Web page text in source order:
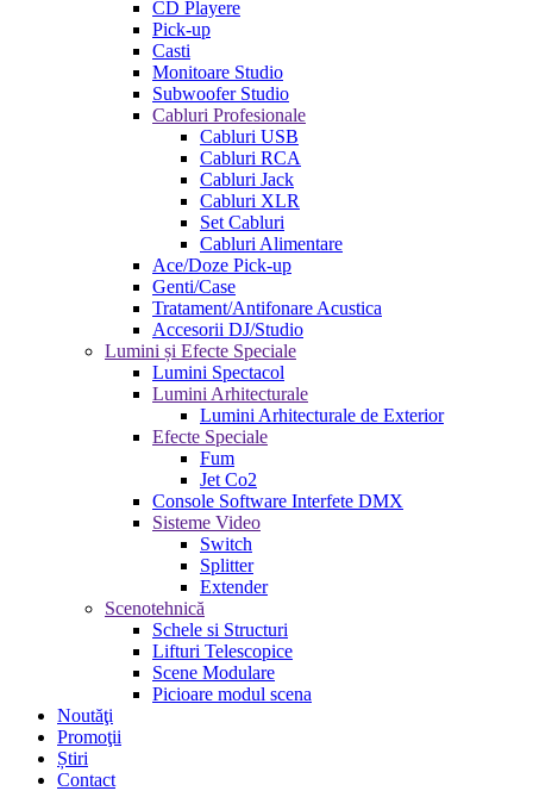
CD Playere
Pick-up
Casti
Monitoare Studio
Subwoofer Studio
Cabluri Profesionale
Cabluri USB
Cabluri RCA
Cabluri Jack
Cabluri XLR
Set Cabluri
Cabluri Alimentare
Ace/Doze Pick-up
Genti/Case
Tratament/Antifonare Acustica
Accesorii DJ/Studio
Lumini și Efecte Speciale
Lumini Spectacol
Lumini Arhitecturale
Lumini Arhitecturale de Exterior
Efecte Speciale
Fum
Jet Co2
Console Software Interfete DMX
Sisteme Video
Switch
Splitter
Extender
Scenotehnică
Schele si Structuri
Lifturi Telescopice
Scene Modulare
Picioare modul scena
Noutăţi
Promoţii
Știri
Contact